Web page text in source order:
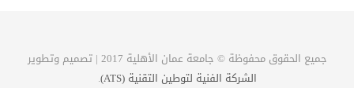
جميع الحقوق محفوظة © جامعة عمان الأهلية 2017 | تصميم وتطوير
الشركة الفنية لتوطين التقنية (ATS)
.